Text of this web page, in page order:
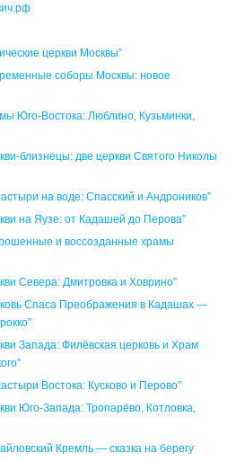
церкви Москвы”
соборы Москвы: новое
Юго-Востока: Люблино, Кузьминки,
близнецы: две церкви Святого Николы
на воде: Спасский и Андроников”
на Яузе: от Кадашей до Перова”
и воссозданные храмы
Севера: Дмитровка и Ховрино”
Спаса Преображения в Кадашах —
Запада: Филёвская церковь и Храм
Востока: Кусково и Перово”
Юго-Запада: Тропарёво, Котловка,
Кремль — сказка на берегу